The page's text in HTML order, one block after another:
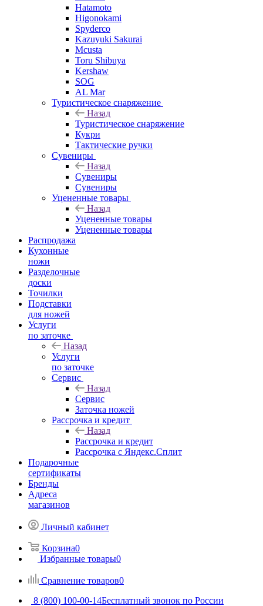
Hatamoto
Higonokami
Spyderco
Kazuyuki Sakurai
Mcusta
Toru Shibuya
Kershaw
SOG
AL Mar
Туристическое снаряжение
Назад
Туристическое снаряжение
Кукри
Тактические ручки
Сувениры
Назад
Сувениры
Сувениры
Уцененные товары
Назад
Уцененные товары
Уцененные товары
Распродажа
Кухонные
ножи
Разделочные
доски
Точилки
Подставки
для ножей
Услуги
по заточке
Назад
Услуги
по заточке
Сервис
Назад
Сервис
Заточка ножей
Рассрочка и кредит
Назад
Рассрочка и кредит
Рассрочка с Яндекс.Сплит
Подарочные
сертификаты
Бренды
Адреса
магазинов
Личный кабинет
Корзина0
Избранные товары0
Сравнение товаров0
8 (800) 100-00-14Бесплатный звонок по России